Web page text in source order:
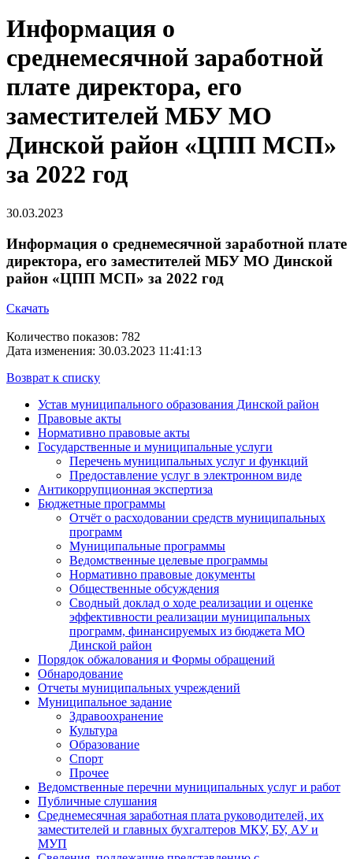
Информация о
среднемесячной заработной
плате директора, его
заместителей МБУ МО
Динской район «ЦПП МСП»
за 2022 год
30.03.2023
Информация о среднемесячной заработной плате
директора, его заместителей МБУ МО Динской
район «ЦПП МСП» за 2022 год
Скачать
Количество показов: 782
Дата изменения: 30.03.2023 11:41:13
Возврат к списку
Устав муниципального образования Динской район
Правовые акты
Нормативно правовые акты
Государственные и муниципальные услуги
Перечень муниципальных услуг и функций
Предоставление услуг в электронном виде
Антикоррупционная экспертиза
Бюджетные программы
Отчёт о расходовании средств муниципальных
программ
Муниципальные программы
Ведомственные целевые программы
Нормативно правовые документы
Общественные обсуждения
Сводный доклад о ходе реализации и оценке
эффективности реализации муниципальных
программ, финансируемых из бюджета МО
Динской район
Порядок обжалования и Формы обращений
Обнародование
Отчеты муниципальных учреждений
Муниципальное задание
Здравоохранение
Культура
Образование
Спорт
Прочее
Ведомственные перечни муниципальных услуг и работ
Публичные слушания
Среднемесячная заработная плата руководителей, их
заместителей и главных бухгалтеров МКУ, БУ, АУ и
МУП